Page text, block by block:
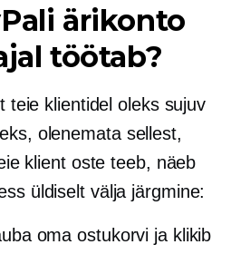
ärikonto
töötab?
teie klientidel oleks sujuv
olenemata sellest,
klient oste teeb, näeb
üldiselt välja järgmine:
oma ostukorvi ja klikib